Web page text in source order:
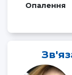
Опалення